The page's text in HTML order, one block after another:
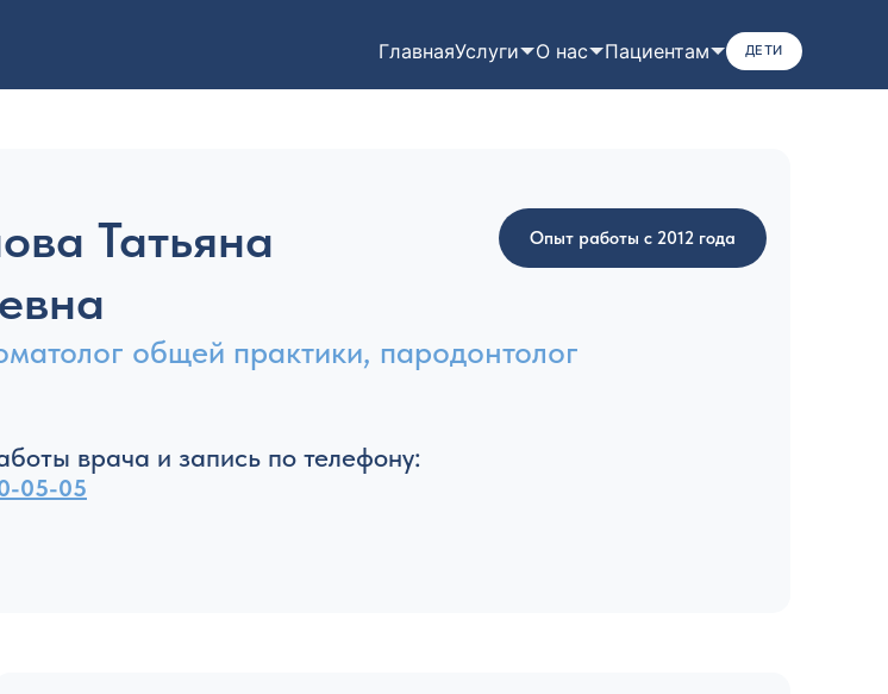
ГлавнаяУслуги О нас Пациентам ДЕТИ
Татьяна
общей практики, пародонтолог
врача и запись по телефону:
05-05
Опыт работы с 2012 года